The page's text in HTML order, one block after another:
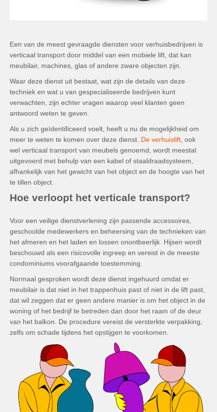
Een van de meest gevraagde diensten voor verhuisbedrijven is
verticaal transport door middel van een mobiele lift, dat kan
meubilair, machines, glas of andere zware objecten zijn.
Waar deze dienst uit bestaat, wat zijn de details van deze
techniek en wat u van gespecialiseerde bedrijven kunt
verwachten, zijn echter vragen waarop veel klanten geen
antwoord weten te geven.
Als u zich geïdentificeerd voelt, heeft u nu de mogelijkheid om
meer te weten te komen over deze dienst. De verhuislift , ook
wel verticaal transport van meubels genoemd, wordt meestal
uitgevoerd met behulp van een kabel of staaldraadsysteem,
afhankelijk van het gewicht van het object en de hoogte van het
te tillen object.
Hoe verloopt het verticale transport?
Voor een veilige dienstverlening zijn passende accessoires,
geschoolde medewerkers en beheersing van de technieken van
het afmeren en het laden en lossen onontbeerlijk. Hijsen wordt
beschouwd als een risicovolle ingreep en vereist in de meeste
condominiums voorafgaande toestemming.
Normaal gesproken wordt deze dienst ingehuurd omdat er
meubilair is dat niet in het trappenhuis past of niet in de lift past,
dat wil zeggen dat er geen andere manier is om het object in de
woning of het bedrijf te betreden dan door het raam of de deur
van het balkon. De procedure vereist de versterkte verpakking,
zelfs om schade tijdens het opstijgen te voorkomen.